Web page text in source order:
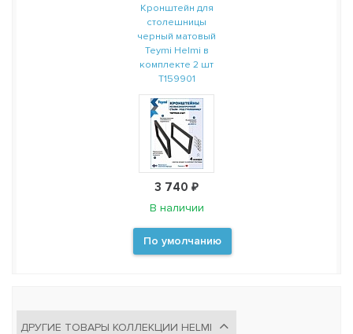
Кронштейн для
столешницы
черный матовый
Teymi Helmi в
комплекте 2 шт
T159901
3 740 ₽
В наличии
По умолчанию
ДРУГИЕ ТОВАРЫ КОЛЛЕКЦИИ HELMI